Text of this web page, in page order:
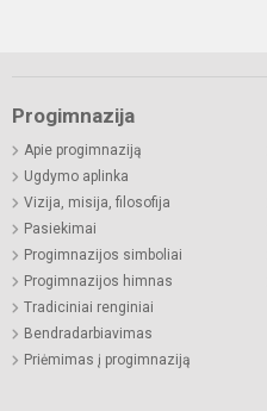
Progimnazija
Apie progimnaziją
Ugdymo aplinka
Vizija, misija, filosofija
Pasiekimai
Progimnazijos simboliai
Progimnazijos himnas
Tradiciniai renginiai
Bendradarbiavimas
Priėmimas į progimnaziją